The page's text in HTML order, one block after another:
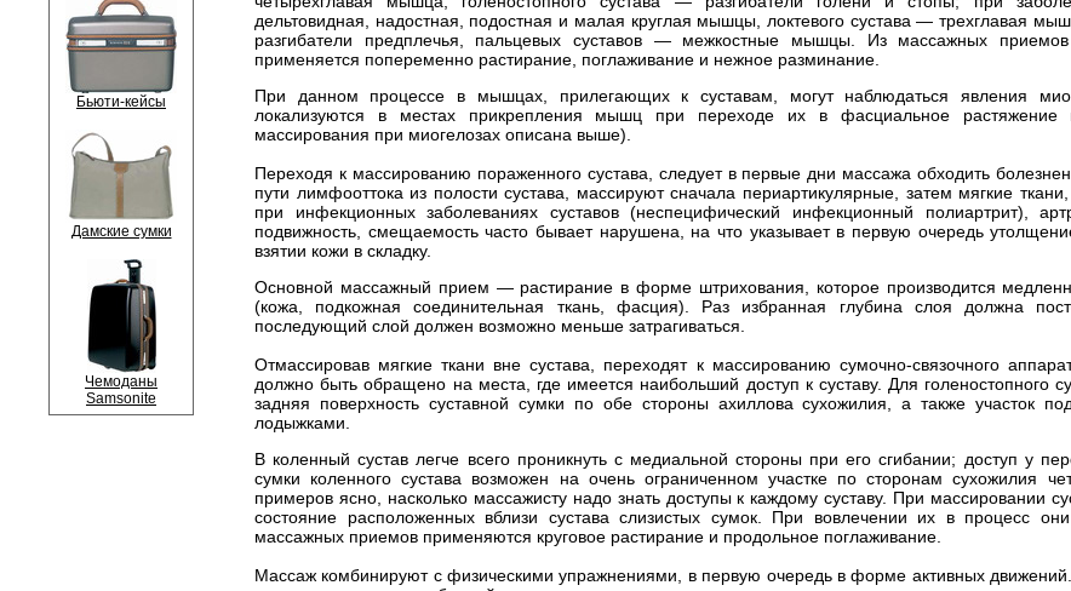
Бьюти-кейсы
Дамские сумки
Чемоданы
Samsonite
дельтовидная, надостная, подостная и малая круглая мышцы, локтевого сустава — трехглавая
разгибатели предплечья, пальцевых суставов — межкостные мышцы. Из массажных
применяется попеременно растирание, поглаживание и нежное разминание.
При данном процессе в мышцах, прилегающих к суставам, могут наблюдаться явления
локализуются в местах прикрепления мышц при переходе их в фасциальное растяжение
массирования при миогелозах описана выше).
Переходя к массированию пораженного сустава, следует в первые дни массажа обходить
пути лимфооттока из полости сустава, массируют сначала периартикулярные, затем мягкие
при инфекционных заболеваниях суставов (неспецифический инфекционный полиартрит),
подвижность, смещаемость часто бывает нарушена, на что указывает в первую очередь
взятии кожи в складку.
Основной массажный прием — растирание в форме штрихования, которое производится
(кожа, подкожная соединительная ткань, фасция). Раз избранная глубина слоя должна
последующий слой должен возможно меньше затрагиваться.
Отмассировав мягкие ткани вне сустава, переходят к массированию сумочно-связочного
должно быть обращено на места, где имеется наибольший доступ к суставу. Для голеностопного
задняя поверхность суставной сумки по обе стороны ахиллова сухожилия, а также участок
лодыжками.
В коленный сустав легче всего проникнуть с медиальной стороны при его сгибании; доступ у
сумки коленного сустава возможен на очень ограниченном участке по сторонам сухожилия
примеров ясно, насколько массажисту надо знать доступы к каждому суставу. При массировании
состояние расположенных вблизи сустава слизистых сумок. При вовлечении их в процесс
массажных приемов применяются круговое растирание и продольное поглаживание.
Массаж комбинируют с физическими упражнениями, в первую очередь в форме активных